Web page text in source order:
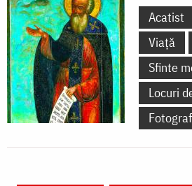
Acatist
Viață
Sfinte
Locuri